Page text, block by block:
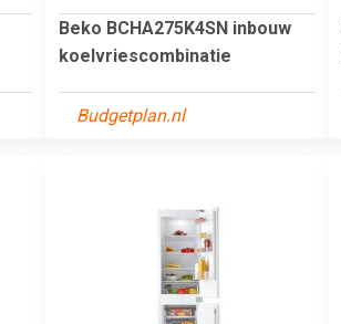
Beko BCHA275K4SN inbouw
koelvriescombinatie
Budgetplan.nl